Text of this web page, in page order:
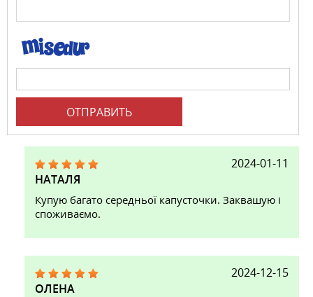
ОТПРАВИТЬ
2024-01-11
НАТАЛЯ
Купую багато середньої капусточки. Заквашую і
споживаємо.
2024-12-15
ОЛЕНА